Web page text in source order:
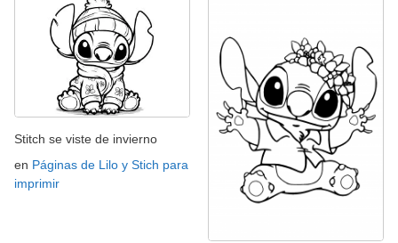
Stitch se viste de invierno
en Páginas de Lilo y Stich para
imprimir